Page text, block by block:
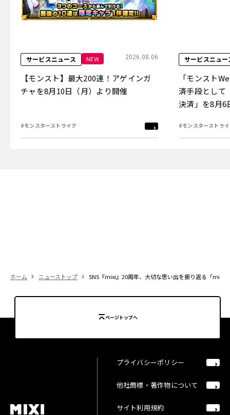
サービスニュース NEW 2026.08.06
【モンスト】最大200連！アゲインガ
チャを8月10日（月）より開催
#モンスターストライク
サービスニュー
「モンスト
済手段として
決済」を8月6
#モンスターストラ
ホーム ニューストップ SNS『mixi』20周年、大切な思い出を振り返る「
ページトップへ
プライバシーポリシー
他社商標・著作物について
サイト利用規約